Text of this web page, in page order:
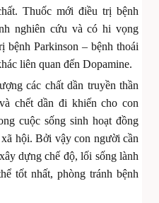
Thuốc mới điều trị bệnh
nghiên cứu và có hi vọng
bệnh Parkinson – bệnh thoái
liên quan đến Dopamine.
các chất dần truyền thần
chết dần đi khiến cho con
cuộc sống sinh hoạt đồng
hội. Bởi vậy con người cần
dựng chế độ, lối sống lành
tốt nhất, phòng tránh bệnh